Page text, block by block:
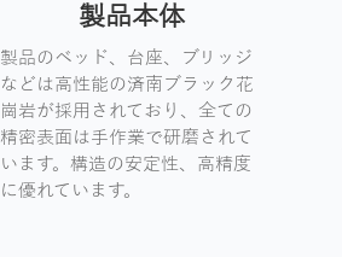
製品本体
製品のベッド、台座、ブリッジ
などは高性能の済南ブラック花
崗岩が採用されており、全ての
精密表面は手作業で研磨されて
います。構造の安定性、高精度
に優れています。